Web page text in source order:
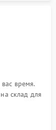
время.
склад для